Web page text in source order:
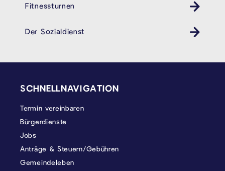
Fitnessturnen
Der Sozialdienst
SCHNELLNAVIGATION
Termin vereinbaren
Bürgerdienste
Jobs
Anträge & Steuern/Gebühren
Gemeindeleben